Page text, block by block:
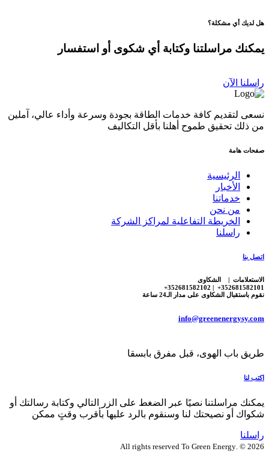
هل لديك أي مشكلة؟
يمكنك مراسلتنا وكتابة أي شكوى أو استفسار
راسلنا الآن
نسعى لتقديم كافة خدمات الطاقة بجودة وسرعة وأداء عالي، آملين
من ذلك تحقيق طموح أهلنا بأقل التكاليف
صفحات هامة
الرئيسية
الأخبار
خدماتنا
من نحن
الخريطة التفاعلية لمراكز الشركة
راسلنا
اتصل بنا
الاستعلامات | الشكاوى
352681582101+ | 352681582102+
نقوم باستقبال الشكاوى على مدار الـ24 ساعة
info@greenenergysy.com
طريق باب الهوى، قبل مفرق بابسقا
اكتب لنا
يمكنك مراسلتنا نصيًا عبر الضغط على الزر التالي وكتابة رسالتك أو
شكواك أو نصيحتك لنا وسنقوم بالرد عليها بأقرب وقتٍ ممكن
راسلنا
2026 © .All rights reserved To Green Energy